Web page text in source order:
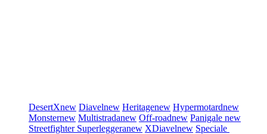
DesertXnew Diavelnew Heritagenew Hypermotardnew
Monsternew Multistradanew Off-roadnew Panigale new
Streetfighter Superleggeranew XDiavelnew Speciale